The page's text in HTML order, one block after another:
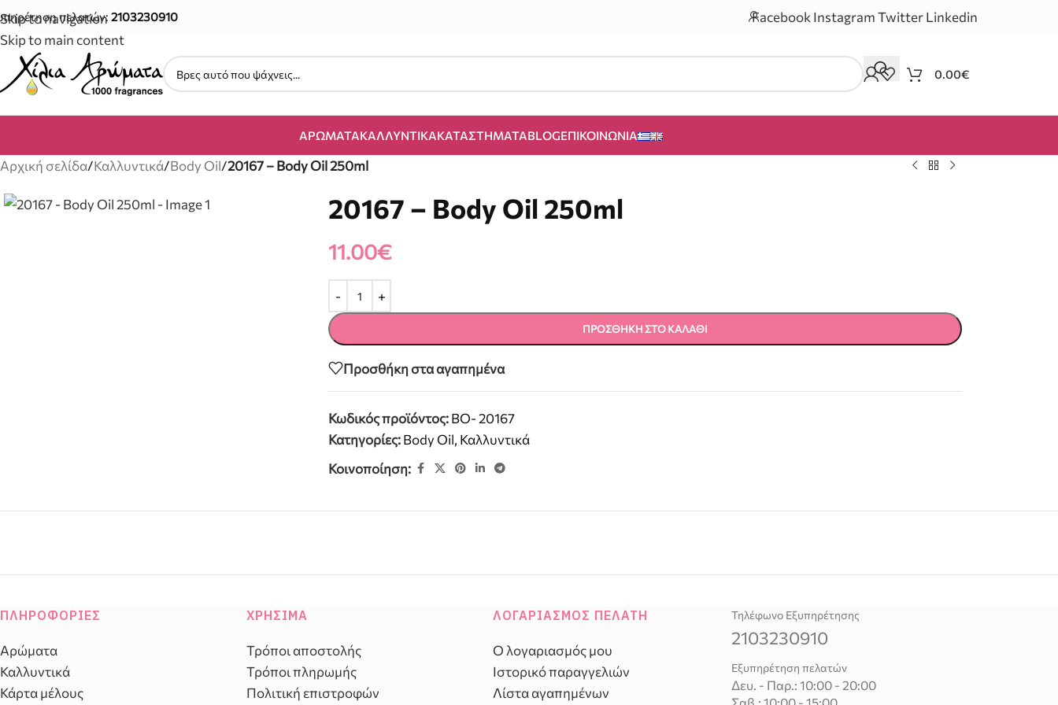
Skip to navigation
Skip to main content
πελατών: 2103230910 FacebookInstagramTwitterLinkedin
0.00€
ΑΡΏΜΑΤΑΚΑΛΛΥΝΤΙΚΆΚΑΤΑΣΤΉΜΑΤΑBLOGΕΠΙΚΟΙΝΩΝΊΑ
Αρχική σελίδα/Καλλυντικά/Body Oil/20167 – Body Oil 250ml
20167 – Body Oil 250ml
11.00€
ΠΡΟΣΘΉΚΗ ΣΤΟ ΚΑΛΆΘΙ
Προσθήκη στα αγαπημένα
Κωδικός προϊόντος:BO- 20167
Κατηγορίες:Body Oil, Καλλυντικά
Κοινοποίηση:
ΠΛΗΡΟΦΟΡΊΕΣ
Αρώματα
Καλλυντικά
Κάρτα μέλους
ΧΡΉΣΙΜΑ
Τρόποι αποστολής
Τρόποι πληρωμής
Πολιτική επιστροφών
ΛΟΓΑΡΙΑΣΜΌΣ ΠΕΛΆΤΗ
Ο λογαριασμός μου
Ιστορικό παραγγελιών
Λίστα αγαπημένων
Τηλέφωνο Εξυπηρέτησης
2103230910
Εξυπηρέτηση πελατών
Δευ. - Παρ.: 10:00 - 20:00